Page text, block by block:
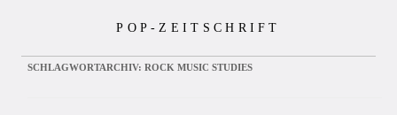
POP-ZEITSCHRIFT
SCHLAGWORTARCHIV: ROCK MUSIC STUDIES